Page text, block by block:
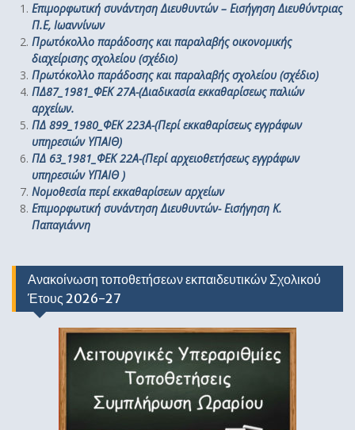
Επιμορφωτική συνάντηση Διευθυντών – Εισήγηση Διευθύντριας
Π.Ε, Ιωαννίνων
Πρωτόκολλο παράδοσης και παραλαβής οικονομικής
διαχείρισης σχολείου (σχέδιο)
Πρωτόκολλο παράδοσης και παραλαβής σχολείου (σχέδιο)
ΠΔ87_1981_ΦΕΚ 27Α-(Διαδικασία εκκαθαρίσεως παλιών
αρχείων.
ΠΔ 899_1980_ΦΕΚ 223Α-(Περί εκκαθαρίσεως εγγράφων
υπηρεσιών ΥΠΑΙΘ)
ΠΔ 63_1981_ΦΕΚ 22Α-(Περί αρχειοθετήσεως εγγράφων
υπηρεσιών ΥΠΑΙΘ )
Νομοθεσία περί εκκαθαρίσεων αρχείων
Επιμορφωτική συνάντηση Διευθυντών- Εισήγηση Κ.
Παπαγιάννη
Ανακοίνωση τοποθετήσεων εκπαιδευτικών Σχολικού
Έτους 2026-27